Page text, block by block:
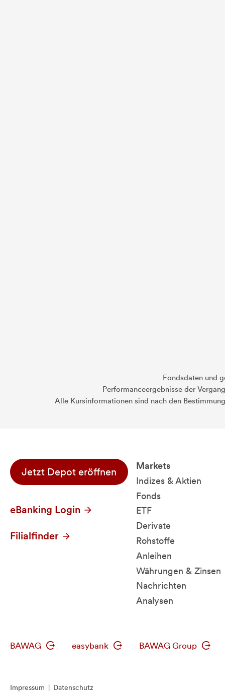
Fondsdaten und
Performanceergebnisse der
Alle Kursinformationen sind nach den
Jetzt Depot eröffnen
eBanking Login
Filialfinder
Markets
Indizes & Aktien
Fonds
ETF
Derivate
Rohstoffe
Anleihen
Währungen & Zinsen
Nachrichten
Analysen
BAWAG easybank BAWAG Group
Impressum Datenschutz